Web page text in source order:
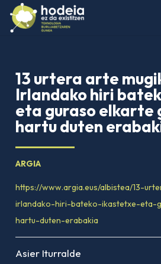
13 urtera arte
Irlandako hiri
eta guraso elkarte
hartu duten
ARGIA
https://www.argia.eus/albistea/13-
irlandako-hiri-bateko-ikastetxe-eta-
hartu-duten-erabakia
Asier Iturralde